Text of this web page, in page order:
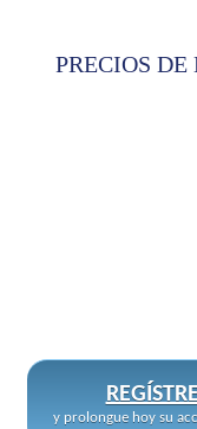
PRECIOS
y prolongue hoy su